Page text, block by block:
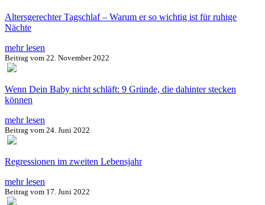
Altersgerechter Tagschlaf – Warum er so wichtig ist für ruhige
Nächte
mehr lesen
Beitrag vom 22. November 2022
Wenn Dein Baby nicht schläft: 9 Gründe, die dahinter stecken
können
mehr lesen
Beitrag vom 24. Juni 2022
Regressionen im zweiten Lebensjahr
mehr lesen
Beitrag vom 17. Juni 2022